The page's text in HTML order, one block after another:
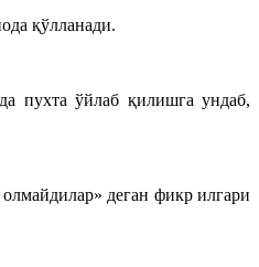
қўлланади.
пухта ўйлаб қилишга ундаб,
деган фикр илгари